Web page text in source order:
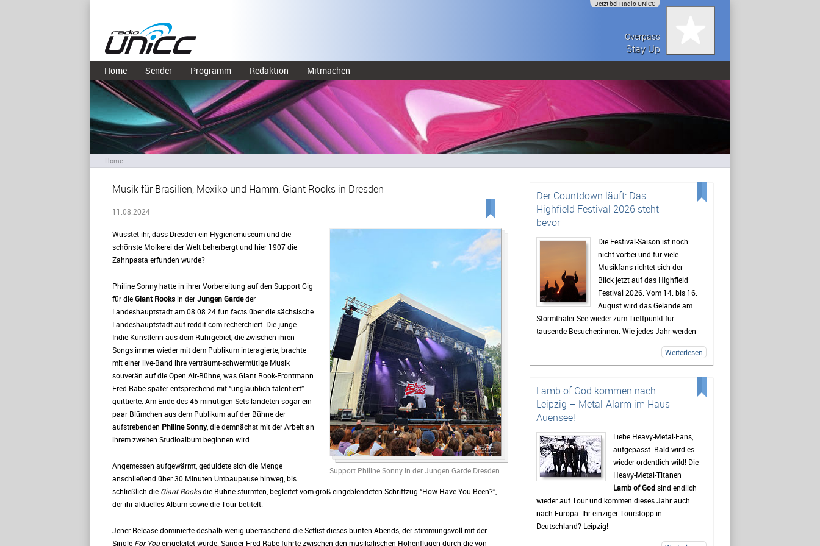
Jetzt bei Radio UNiCC
Overpass
Stay Up
Home Sender Programm Redaktion Mitmachen
Home
Musik für Brasilien, Mexiko und Hamm: Giant Rooks in Dresden
11.08.2024
Support Philine Sonny in der Jungen Garde Dresden
Wusstet ihr, dass Dresden ein Hygienemuseum und die
schönste Molkerei der Welt beherbergt und hier 1907 die
Zahnpasta erfunden wurde?
Philine Sonny hatte in ihrer Vorbereitung auf den Support Gig
für dieGiant Rooksin derJungen Gardeder
Landeshauptstadt am 08.08.24 fun facts über die sächsische
Landeshauptstadt auf reddit.com recherchiert. Die junge
Indie-Künstlerin aus dem Ruhrgebiet, die zwischen ihren
Songs immer wieder mit dem Publikum interagierte, brachte
mit einer live-Band ihre verträumt-schwermütige Musik
souverän auf die Open Air-Bühne, was Giant Rook-Frontmann
Fred Rabe später entsprechend mit “unglaublich talentiert”
quittierte. Am Ende des 45-minütigen Sets landeten sogar ein
paar Blümchen aus dem Publikum auf der Bühne der
aufstrebenden Philine Sonny, die demnächst mit der Arbeit an
ihrem zweiten Studioalbum beginnen wird.
Angemessen aufgewärmt, geduldete sich die Menge
anschließend über 30 Minuten Umbaupause hinweg, bis
schließlich die Giant Rooksdie Bühne stürmten, begleitet vom groß eingeblendeten Schriftzug “How Have You Been?”,
der ihr aktuelles Album sowie die Tour betitelt.
Jener Release dominierte deshalb wenig überraschend die Setlist dieses bunten Abends, der stimmungsvoll mit der
Single For Youeingeleitet wurde. Sänger Fred Rabe führte zwischen den musikalischen Höhenflügen durch die von
Der Countdown läuft: Das
Highfield Festival 2026 steht
bevor
Die Festival-Saison ist noch
nicht vorbei und für viele
Musikfans richtet sich der
Blick jetzt auf das Highfield
Festival 2026. Vom 14. bis 16.
August wird das Gelände am
Störmthaler See wieder zum Treffpunkt für
tausende Besucher:innen. Wie jedes Jahr werden
zahlreiche Fans aus ganz Deutschland erwartet,
die sich auf drei Tage mit Live-Musik, Camping
Das Highfield gehört seit Jahren zu den
bekanntesten Festivals Deutschlands. Besonders
die Mischung aus Rock, Indie, Punk und Hip-Hop
sorgt dafür, dass jedes Jahr ein bunt gemischtes
Publikum zusammenkommt. Auch 2026 stehen
wieder viele bekannte Künstler auf dem
Programm, die Besucher vor den Bühnen zum
Feiern bringen sollen. Gerade die Headliner
werden mit Spannung erwartet, doch oft sind es
auch die kleineren Bands.
Mindestens genauso wichtig wie die Konzerte ist
für viele Gäste das Leben auf dem Campingplatz.
Dort beginnt das Festivalgefühl oft schon lange,
Weiterlesen
Lamb of God kommen nach
Leipzig – Metal-Alarm im Haus
Auensee!
Liebe Heavy-Metal-Fans,
aufgepasst: Bald wird es
wieder ordentlich wild! Die
Heavy-Metal-Titanen
Lamb of Godsind endlich
wieder auf Tour und kommen dieses Jahr auch
nach Europa. Ihr einziger Tourstopp in
Deutschland? Leipzig!